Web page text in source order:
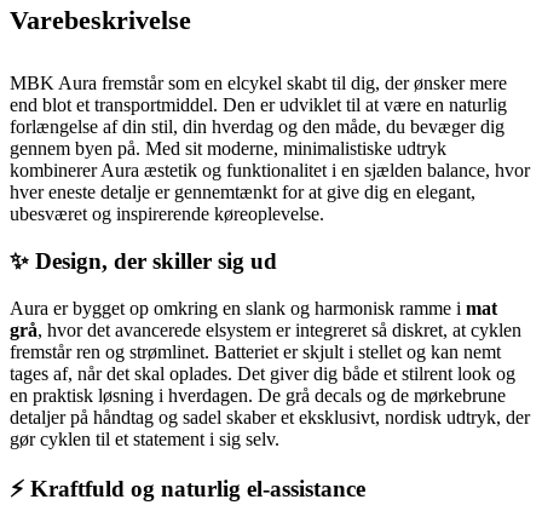
Varebeskrivelse
MBK Aura fremstår som en elcykel skabt til dig, der ønsker mere
end blot et transportmiddel. Den er udviklet til at være en naturlig
forlængelse af din stil, din hverdag og den måde, du bevæger dig
gennem byen på. Med sit moderne, minimalistiske udtryk
kombinerer Aura æstetik og funktionalitet i en sjælden balance, hvor
hver eneste detalje er gennemtænkt for at give dig en elegant,
ubesværet og inspirerende køreoplevelse.
✨ Design, der skiller sig ud
Aura er bygget op omkring en slank og harmonisk ramme i mat
grå, hvor det avancerede elsystem er integreret så diskret, at cyklen
fremstår ren og strømlinet. Batteriet er skjult i stellet og kan nemt
tages af, når det skal oplades. Det giver dig både et stilrent look og
en praktisk løsning i hverdagen. De grå decals og de mørkebrune
detaljer på håndtag og sadel skaber et eksklusivt, nordisk udtryk, der
gør cyklen til et statement i sig selv.
⚡ Kraftfuld og naturlig el-assistance